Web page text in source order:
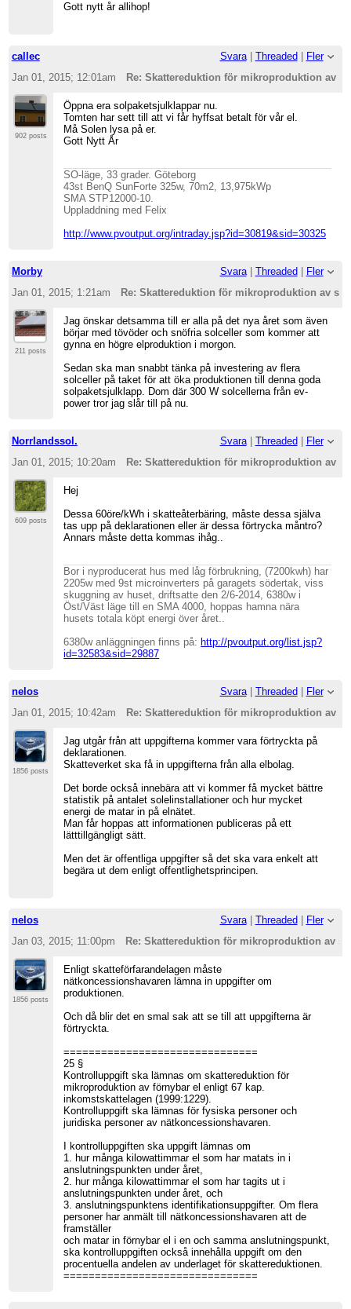
Gott nytt år allihop!
callec Svara| Threaded
Fler
Jan 01, 2015; 12:01am
Re: Skattereduktion för mikroproduktion av
902 posts
Öppna era solpaketsjulklappar nu.
Tomten har sett till att vi får hyffsat betalt för vår el.
Må Solen lysa på er.
Gott Nytt År
SO-läge, 33 grader. Göteborg
43st BenQ SunForte 325w, 70m2, 13,975kWp
SMA STP12000-10.
Uppladdning med Felix
http://www.pvoutput.org/intraday.jsp?id=30819&sid=30325
Morby Svara| Threaded
Fler
Jan 01, 2015; 1:21am
Re: Skattereduktion för mikroproduktion av
211 posts
Jag önskar detsamma till er alla på det nya året som även
börjar med tövöder och snöfria solceller som kommer att
gynna en högre elproduktion i morgon.
Sedan ska man snabbt tänka på investering av flera
solceller på taket för att öka produktionen till denna goda
solpaketsjulklapp. Dom där 300 W solcellerna från ev-
power tror jag slår till på nu.
Norrlandssol. Svara| Threaded
Fler
Jan 01, 2015; 10:20am
Re: Skattereduktion för mikroproduktion av
609 posts
Hej
Dessa 60öre/kWh i skatteåterbäring, måste dessa själva
tas upp på deklarationen eller är dessa förtrycka måntro?
Annars måste detta kommas ihåg..
Bor i nyproducerat hus med låg förbrukning, (7200kwh) har
2205w med 9st microinverters på garagets södertak, viss
skuggning av huset, driftsatte den 2/6-2014, 6380w i
Öst/Väst läge till en SMA 4000, hoppas hamna nära
husets totala köpt energi över året..
6380w anläggningen finns på:http://pvoutput.org/list.jsp?
id=32583&sid=29887
nelos Svara| Threaded
Fler
Jan 01, 2015; 10:42am
Re: Skattereduktion för mikroproduktion av
1856 posts
Jag utgår från att uppgifterna kommer vara förtryckta på
deklarationen.
Skatteverket ska få in uppgifterna från alla elbolag.
Det borde också innebära att vi kommer få mycket bättre
statistik på antalet solelinstallationer och hur mycket
energi de matar in på elnätet.
Man får hoppas att informationen publiceras på ett
lätttillgängligt sätt.
Men det är offentliga uppgifter så det ska vara enkelt att
begära ut dem enligt offentlighetsprincipen.
nelos Svara| Threaded
Fler
Jan 03, 2015; 11:00pm
Re: Skattereduktion för mikroproduktion av
1856 posts
Enligt skatteförfarandelagen måste
nätkoncessionshavaren lämna in uppgifter om
produktionen.
Och då blir det en smal sak att se till att uppgifterna är
förtryckta.
===============================
25 §
Kontrolluppgift ska lämnas om skattereduktion för
mikroproduktion av förnybar el enligt 67 kap.
inkomstskattelagen (1999:1229).
Kontrolluppgift ska lämnas för fysiska personer och
juridiska personer av nätkoncessionshavaren.
I kontrolluppgiften ska uppgift lämnas om
1. hur många kilowattimmar el som har matats in i
anslutningspunkten under året,
2. hur många kilowattimmar el som har tagits ut i
anslutningspunkten under året, och
3. anslutningspunktens identifikationsuppgifter. Om flera
personer har anmält till nätkoncessionshavaren att de
framställer
och matar in förnybar el i en och samma anslutningspunkt,
ska kontrolluppgiften också innehålla uppgift om den
procentuella andelen av underlaget för skattereduktionen.
===============================